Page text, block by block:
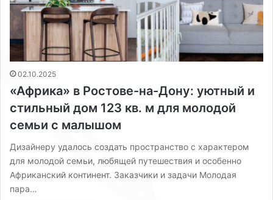
02.10.2025
«Африка» в Ростове-на-Дону: уютный и
стильный дом 123 кв. м для молодой
семьи с малышом
Дизайнеру удалось создать пространство с характером
для молодой семьи, любящей путешествия и особенно
Африканский континент. Заказчики и задачи Молодая
пара…